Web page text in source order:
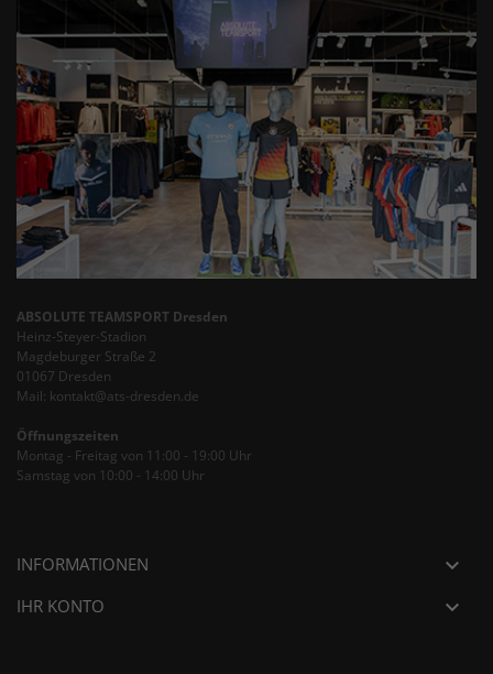
ABSOLUTE TEAMSPORT Dresden
Heinz-Steyer-Stadion
Magdeburger Straße 2
01067 Dresden
Mail: kontakt@ats-dresden.de
Öffnungszeiten
Montag - Freitag von 11:00 - 19:00 Uhr
Samstag von 10:00 - 14:00 Uhr
INFORMATIONEN 
IHR KONTO 